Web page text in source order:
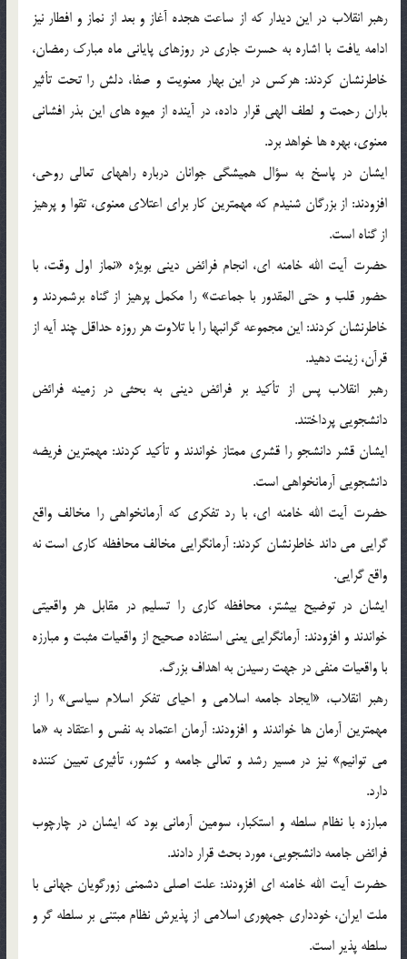
رهبر انقلاب در این دیدار که از ساعت هجده آغاز و بعد از نماز و افطار نیز
ادامه یافت با اشاره به حسرت جاری در روزهای پایانی ماه مبارک رمضان،
خاطرنشان کردند: هرکس در این بهار معنویت و صفا، دلش را تحت تأثیر
باران رحمت و لطف الهی قرار داده، در آینده از میوه های این بذر افشانی
معنوی، بهره ها خواهد برد.
ایشان در پاسخ به سؤال همیشگی جوانان درباره راههای تعالی روحی،
افزودند: از بزرگان شنیدم که مهمترین کار برای اعتلای معنوی، تقوا و پرهیز
از گناه است.
حضرت آیت الله خامنه ای، انجام فرائض دینی بویژه «نماز اول وقت، با
حضور قلب و حتی المقدور با جماعت» را مکمل پرهیز از گناه برشمردند و
خاطرنشان کردند: این مجموعه گرانبها را با تلاوت هر روزه حداقل چند آیه از
قرآن، زینت دهید.
رهبر انقلاب پس از تأکید بر فرائض دینی به بحثی در زمینه فرائض
دانشجویی پرداختند.
ایشان قشر دانشجو را قشری ممتاز خواندند و تأکید کردند: مهمترین فریضه
دانشجویی آرمانخواهی است.
حضرت آیت الله خامنه ای، با رد تفکری که آرمانخواهی را مخالف واقع
گرایی می داند خاطرنشان کردند: آرمانگرایی مخالف محافظه کاری است نه
واقع گرایی.
ایشان در توضیح بیشتر، محافظه کاری را تسلیم در مقابل هر واقعیتی
خواندند و افزودند: آرمانگرایی یعنی استفاده صحیح از واقعیات مثبت و مبارزه
با واقعیات منفی در جهت رسیدن به اهداف بزرگ.
رهبر انقلاب، «ایجاد جامعه اسلامی و احیای تفکر اسلام سیاسی» را از
مهمترین آرمان ها خواندند و افزودند: آرمان اعتماد به نفس و اعتقاد به «ما
می توانیم» نیز در مسیر رشد و تعالی جامعه و کشور، تأثیری تعیین کننده
دارد.
مبارزه با نظام سلطه و استکبار، سومین آرمانی بود که ایشان در چارچوب
فرائض جامعه دانشجویی، مورد بحث قرار دادند.
حضرت آیت الله خامنه ای افزودند: علت اصلی دشمنی زورگویان جهانی با
ملت ایران، خودداری جمهوری اسلامی از پذیرش نظام مبتنی بر سلطه گر و
سلطه پذیر است.